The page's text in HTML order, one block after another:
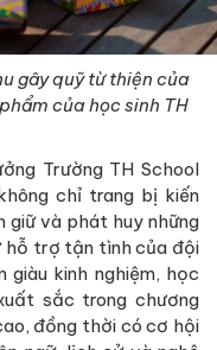
gây quỹ từ thiện của
của học sinh TH
Trường TH School
chỉ trang bị kiến
giữ và phát huy những
hỗ trợ tận tình của đội
kinh nghiệm, học
sắc trong chương
đồng thời có cơ hội